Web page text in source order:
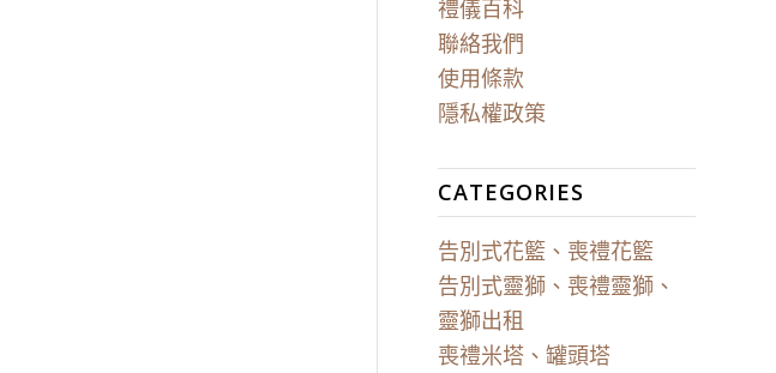
禮儀百科
聯絡我們
使用條款
隱私權政策
CATEGORIES
告別式花籃、喪禮花籃
告別式靈獅、喪禮靈獅、
靈獅出租
喪禮米塔、罐頭塔